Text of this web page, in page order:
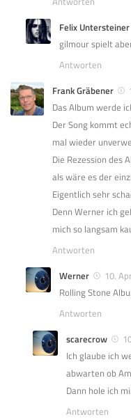
Felix Untersteiner
gilmour spielt
Antworten
Frank Gräbener
Das Album werde
Der Song kommt
mal wieder
Die Rezession des
als wäre es der
Eigentlich sehr
Denn Werner ich
mich so langsam
Antworten
Werner
10.
Rolling Stone
Antworten
scarecrow
Ich glaube ich
abwarten ob
Dann hole ich
Antworten